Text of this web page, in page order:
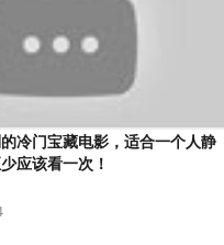
的冷门宝藏电影，适合一个人静
应该看一次！